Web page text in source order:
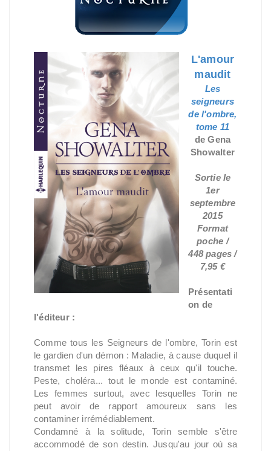
L'amour
maudit
Les
seigneurs
de l'ombre,
tome 11
de Gena
Showalter
Sortie le
1er
septembre
2015
Format
poche /
448 pages /
7,95 €
Présentati
on de
l'éditeur :
Comme tous les Seigneurs de l'ombre, Torin est
le gardien d'un démon : Maladie, à cause duquel il
transmet les pires fléaux à ceux qu'il touche.
Peste, choléra... tout le monde est contaminé.
Les femmes surtout, avec lesquelles Torin ne
peut avoir de rapport amoureux sans les
contaminer irrémédiablement.
Condamné à la solitude, Torin semble s'être
accommodé de son destin. Jusqu'au jour où sa